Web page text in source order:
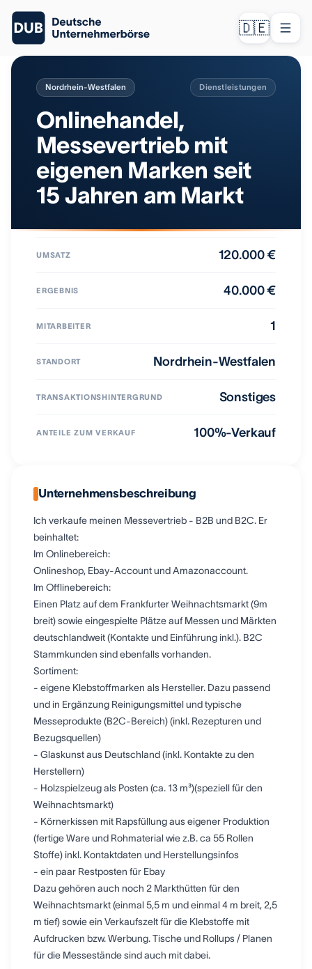
🇩🇪
Nordrhein-Westfalen Dienstleistungen
Onlinehandel,
Messevertrieb mit
eigenen Marken seit
15 Jahren am Markt
UMSATZ 120.000 €
ERGEBNIS 40.000 €
MITARBEITER 1
STANDORT Nordrhein-Westfalen
TRANSAKTIONSHINTERGRUND Sonstiges
ANTEILE ZUM VERKAUF 100%-Verkauf
Unternehmensbeschreibung
Ich verkaufe meinen Messevertrieb - B2B und B2C. Er
beinhaltet:
Im Onlinebereich:
Onlineshop, Ebay-Account und Amazonaccount.
Im Offlinebereich:
Einen Platz auf dem Frankfurter Weihnachtsmarkt (9m
breit) sowie eingespielte Plätze auf Messen und Märkten
deutschlandweit (Kontakte und Einführung inkl.). B2C
Stammkunden sind ebenfalls vorhanden.
Sortiment:
- eigene Klebstoffmarken als Hersteller. Dazu passend
und in Ergänzung Reinigungsmittel und typische
Messeprodukte (B2C-Bereich) (inkl. Rezepturen und
Bezugsquellen)
- Glaskunst aus Deutschland (inkl. Kontakte zu den
Herstellern)
- Holzspielzeug als Posten (ca. 13 m³)(speziell für den
Weihnachtsmarkt)
- Körnerkissen mit Rapsfüllung aus eigener Produktion
(fertige Ware und Rohmaterial wie z.B. ca 55 Rollen
Stoffe) inkl. Kontaktdaten und Herstellungsinfos
- ein paar Restposten für Ebay
Dazu gehören auch noch 2 Markthütten für den
Weihnachtsmarkt (einmal 5,5 m und einmal 4 m breit, 2,5
m tief) sowie ein Verkaufszelt für die Klebstoffe mit
Aufdrucken bzw. Werbung. Tische und Rollups / Planen
für die Messestände sind auch mit dabei.